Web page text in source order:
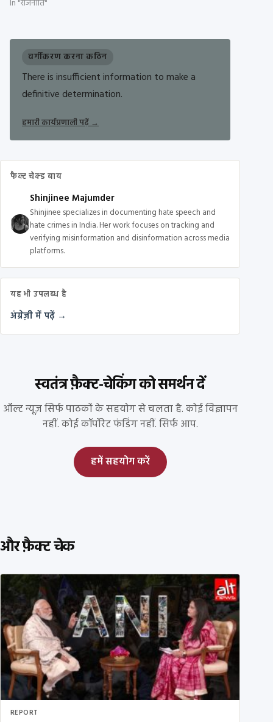
In "राजनीति"
वर्गीकरण करना कठिन
There is insufficient information to make a
definitive determination.
हमारी कार्यप्रणाली पढ़ें→
फैक्ट चेक्ड बाय
Shinjinee Majumder
Shinjinee specializes in documenting hate speech and
hate crimes in India. Her work focuses on tracking and
verifying misinformation and disinformation across media
platforms.
यह भी उपलब्ध है
अंग्रेज़ी में पढ़ें →
स्वतंत्र फ़ैक्ट-चेकिंग को समर्थन दें
ऑल्ट न्यूज़ सिर्फ पाठकों के सहयोग से चलता है. कोई विज्ञापन
नहीं. कोई कॉर्पोरेट फंडिंग नहीं. सिर्फ आप.
हमें सहयोग करें
और फ़ैक्ट चेक
REPORT